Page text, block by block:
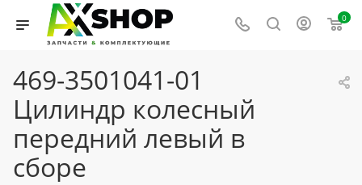
0
469-3501041-01
Цилиндр колесный
передний левый в
сборе